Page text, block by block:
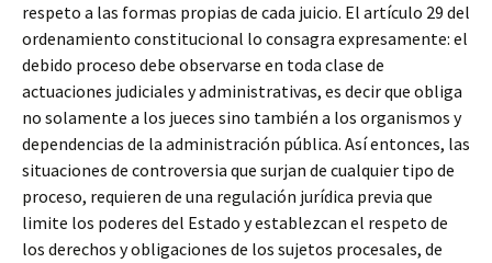
respeto a las formas propias de cada juicio. El artículo 29 del
ordenamiento constitucional lo consagra expresamente: el
debido proceso debe observarse en toda clase de
actuaciones judiciales y administrativas, es decir que obliga
no solamente a los jueces sino también a los organismos y
dependencias de la administración pública. Así entonces, las
situaciones de controversia que surjan de cualquier tipo de
proceso, requieren de una regulación jurídica previa que
limite los poderes del Estado y establezcan el respeto de
los derechos y obligaciones de los sujetos procesales, de